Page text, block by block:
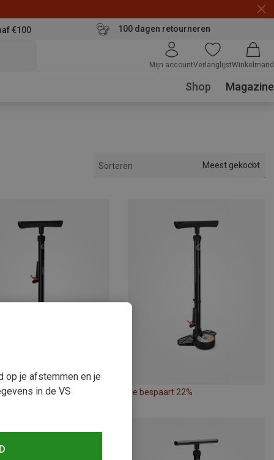
€100 100 dagen retourneren
Mijn accountVerlanglijstWinkelmand
Shop Magazine
Sorteren Meest gekocht
21% Je bespaart 22%
op je afstemmen en je
in de VS